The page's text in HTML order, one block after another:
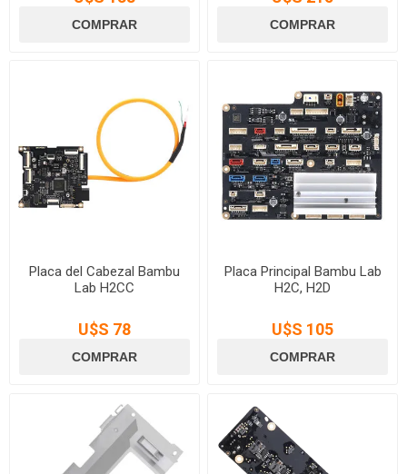
Placa del Cabezal Bambu
Lab H2CC
U$S 78
Placa Principal Bambu Lab
H2C, H2D
U$S 105